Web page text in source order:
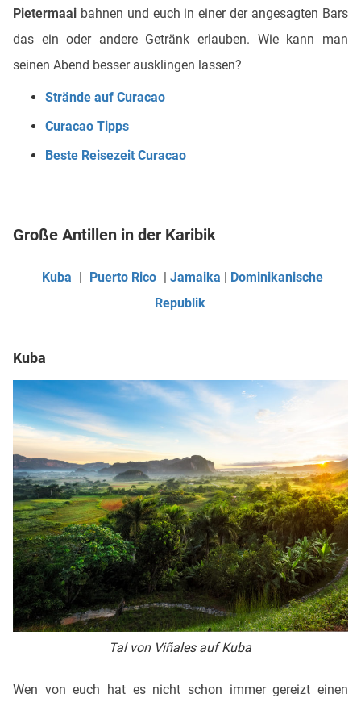
Pietermaai bahnen und euch in einer der angesagten Bars
das ein oder andere Getränk erlauben. Wie kann man
seinen Abend besser ausklingen lassen?
Strände auf Curacao
Curacao Tipps
Beste Reisezeit Curacao
Große Antillen in der Karibik
Kuba | Puerto Rico | Jamaika | Dominikanische
Republik
Kuba
Tal von Viñales auf Kuba
Wen von euch hat es nicht schon immer gereizt einen